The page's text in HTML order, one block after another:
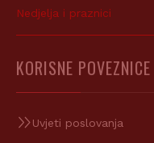
Nedjelja i praznici
KORISNE POVEZNICE
Uvjeti poslovanja